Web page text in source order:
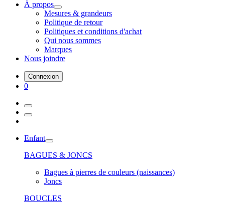
À propos
Mesures & grandeurs
Politique de retour
Politiques et conditions d'achat
Qui nous sommes
Marques
Nous joindre
Connexion
0
Enfant
BAGUES & JONCS
Bagues à pierres de couleurs (naissances)
Joncs
BOUCLES